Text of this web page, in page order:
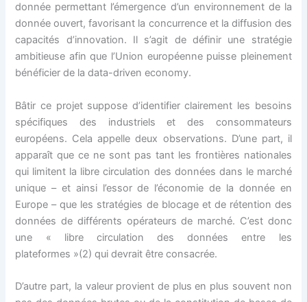
donnée permettant l’émergence d’un environnement de la
donnée ouvert, favorisant la concurrence et la diffusion des
capacités d’innovation. Il s’agit de définir une stratégie
ambitieuse afin que l’Union européenne puisse pleinement
bénéficier de la data-driven economy.
Bâtir ce projet suppose d’identifier clairement les besoins
spécifiques des industriels et des consommateurs
européens. Cela appelle deux observations. D’une part, il
apparaît que ce ne sont pas tant les frontières nationales
qui limitent la libre circulation des données dans le marché
unique – et ainsi l’essor de l’économie de la donnée en
Europe – que les ­stratégies de blocage et de rétention des
données de différents ­opérateurs de marché. C’est donc
une « libre circulation des données entre les
plateformes »(2) qui devrait être consacrée.
D’autre part, la valeur provient de plus en plus souvent non